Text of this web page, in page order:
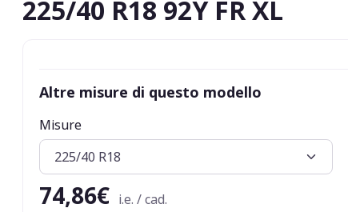
225/40 R18 92Y FR XL
Altre misure di questo modello
Misure
74,86€ i.e. / cad.